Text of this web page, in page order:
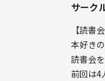
サーク
【読書
本好き
読書会
前回は4